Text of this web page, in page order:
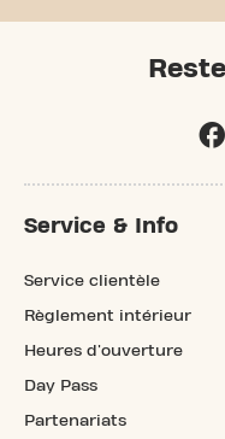
Service & Info
Service clientèle
Règlement intérieur
Heures d'ouverture
Day Pass
Partenariats